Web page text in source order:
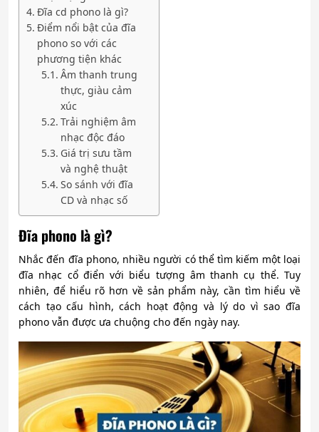
Đĩa cd phono là gì?
Điểm nổi bật của đĩa
phono so với các
phương tiện khác
Âm thanh trung
thực, giàu cảm
xúc
Trải nghiệm âm
nhạc độc đáo
Giá trị sưu tầm
và nghệ thuật
So sánh với đĩa
CD và nhạc số
Đĩa phono là gì?
Nhắc đến đĩa phono, nhiều người có thể tìm kiếm một loại
đĩa nhạc cổ điển với biểu tượng âm thanh cụ thể. Tuy
nhiên, để hiểu rõ hơn về sản phẩm này, cần tìm hiểu về
cách tạo cấu hình, cách hoạt động và lý do vì sao đĩa
phono vẫn được ưa chuộng cho đến ngày nay.